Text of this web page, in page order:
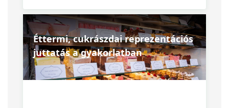
Éttermi, cukrászdai reprezentációs
juttatás a gyakorlatban